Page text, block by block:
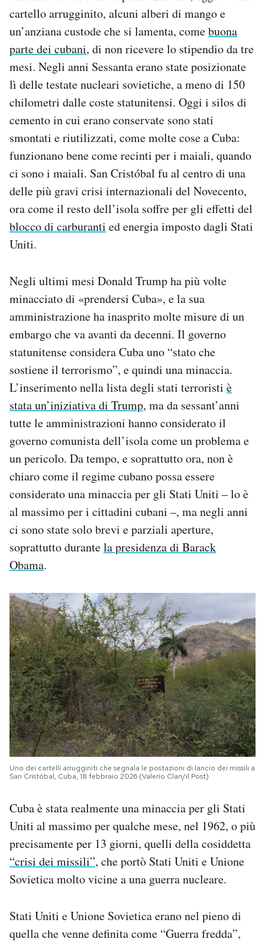
Notifiche mobile
Esci
cartello arrugginito, alcuni alberi di mango e
un’anziana custode che si lamenta, comebuona
parte dei cubani, di non ricevere lo stipendio da tre
mesi. Negli anni Sessanta erano state posizionate
lì delle testate nucleari sovietiche, a meno di 150
chilometri dalle coste statunitensi. Oggi i silos di
cemento in cui erano conservate sono stati
smontati e riutilizzati, come molte cose a Cuba:
funzionano bene come recinti per i maiali, quando
ci sono i maiali. San Cristóbal fu al centro di una
delle più gravi crisi internazionali del Novecento,
ora come il resto dell’isola soffre per gli effetti del
blocco di carburanti ed energia imposto dagli Stati
Uniti.
Negli ultimi mesi Donald Trump ha più volte
minacciato di «prendersi Cuba», e la sua
amministrazione ha inasprito molte misure di un
embargo che va avanti da decenni. Il governo
statunitense considera Cuba uno “stato che
sostiene il terrorismo”, e quindi una minaccia.
L’inserimento nella lista degli stati terroristi è
stata un’iniziativa di Trump, ma da sessant’anni
tutte le amministrazioni hanno considerato il
governo comunista dell’isola come un problema e
un pericolo. Da tempo, e soprattutto ora, non è
chiaro come il regime cubano possa essere
considerato una minaccia per gli Stati Uniti – lo è
al massimo per i cittadini cubani –, ma negli anni
ci sono state solo brevi e parziali aperture,
soprattutto durantela presidenza di Barack
Obama.
Uno dei cartelli arrugginiti che segnala le postazioni di lancio dei missili a
San Cristóbal, Cuba, 18 febbraio 2026 (Valerio Clari/il Post)
Cuba è stata realmente una minaccia per gli Stati
Uniti al massimo per qualche mese, nel 1962, o più
precisamente per 13 giorni, quelli della cosiddetta
“crisi dei missili”, che portò Stati Uniti e Unione
Sovietica molto vicine a una guerra nucleare.
Stati Uniti e Unione Sovietica erano nel pieno di
quella che venne definita come “Guerra fredda”,